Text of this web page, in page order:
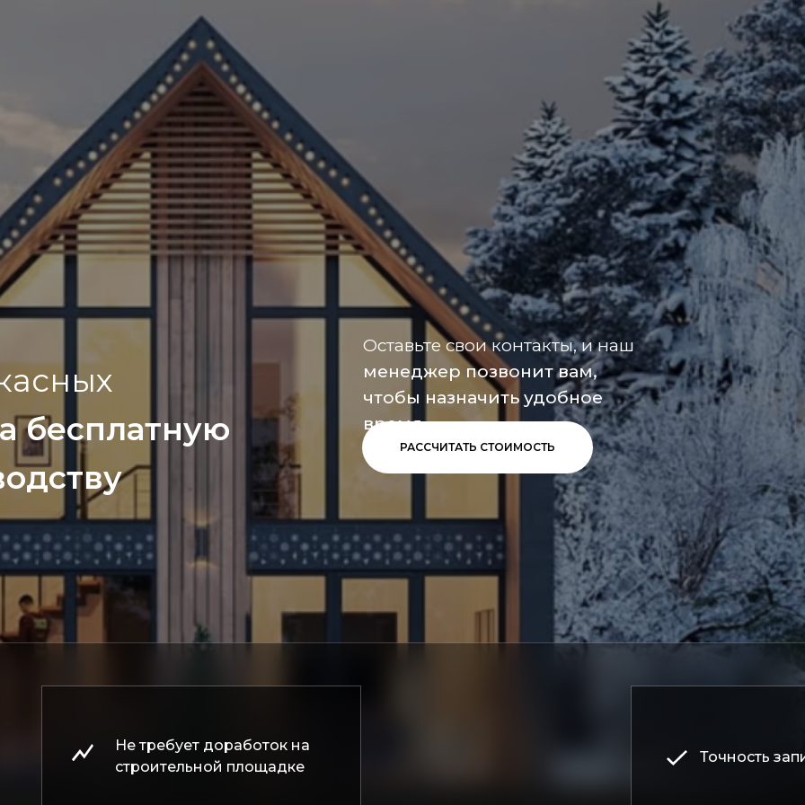
Не требует доработок на
строительной площадке
Точность
бесплатную
Оставьте свои контакты, и наш
менеджер позвонит вам,
чтобы назначить удобное
время.
РАССЧИТАТЬ СТОИМОСТЬ